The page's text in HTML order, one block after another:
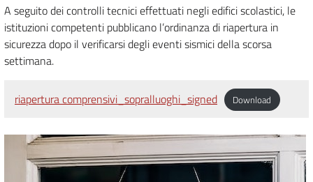
A seguito dei controlli tecnici effettuati negli edifici scolastici, le
istituzioni competenti pubblicano l’ordinanza di riapertura in
sicurezza dopo il verificarsi degli eventi sismici della scorsa
settimana.
riapertura comprensivi_sopralluoghi_signed Download